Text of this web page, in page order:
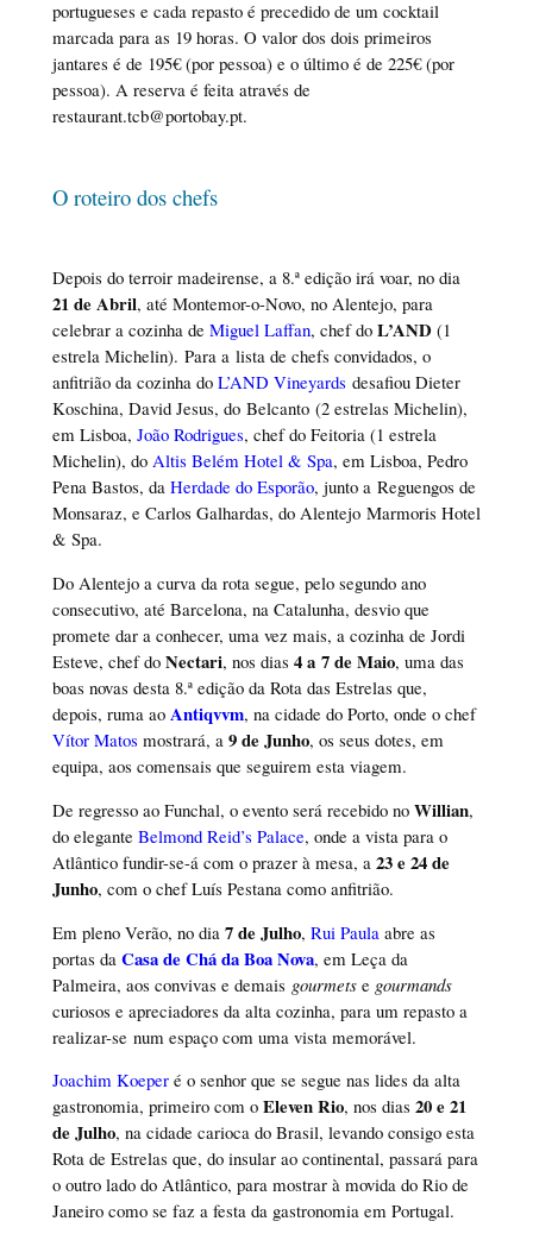
portugueses e cada repasto é precedido de um cocktail
marcada para as 19 horas. O valor dos dois primeiros
jantares é de 195€ (por pessoa) e o último é de 225€ (por
pessoa). A reserva é feita através de
restaurant.tcb@portobay.pt.
O roteiro dos chefs
Depois do terroir madeirense, a 8.ª edição irá voar, no dia
21 de Abril, até Montemor-o-Novo, no Alentejo, para
celebrar a cozinha de Miguel Laffan, chef do L’AND(1
estrela Michelin). Para a lista de chefs convidados, o
anfitrião da cozinha do L’AND Vineyards desafiou Dieter
Koschina, David Jesus, do Belcanto (2 estrelas Michelin),
em Lisboa, João Rodrigues, chef do Feitoria (1 estrela
Michelin), do Altis Belém Hotel & Spa, em Lisboa, Pedro
Pena Bastos, da Herdade do Esporão, junto a Reguengos de
Monsaraz, e Carlos Galhardas, do Alentejo Marmoris Hotel
& Spa.
Do Alentejo a curva da rota segue, pelo segundo ano
consecutivo, até Barcelona, na Catalunha, desvio que
promete dar a conhecer, uma vez mais, a cozinha de Jordi
Esteve, chef do Nectari, nos dias 4 a 7 de Maio, uma das
boas novas desta 8.ª edição da Rota das Estrelas que,
depois, ruma ao Antiqvvm, na cidade do Porto, onde o chef
Vítor Matos mostrará, a 9 de Junho, os seus dotes, em
equipa, aos comensais que seguirem esta viagem.
De regresso ao Funchal, o evento será recebido no Willian,
do elegante Belmond Reid’s Palace, onde a vista para o
Atlântico fundir-se-á com o prazer à mesa, a 23 e 24 de
Junho, com o chef Luís Pestana como anfitrião.
Em pleno Verão, no dia 7 de Julho, Rui Paula abre as
portas da Casa de Chá da Boa Nova, em Leça da
Palmeira, aos convivas e demais gourmetse gourmands
curiosos e apreciadores da alta cozinha, para um repasto a
realizar-se num espaço com uma vista memorável.
Joachim Koeperé o senhor que se segue nas lides da alta
gastronomia, primeiro com o Eleven Rio, nos dias 20 e 21
de Julho, na cidade carioca do Brasil, levando consigo esta
Rota de Estrelas que, do insular ao continental, passará para
o outro lado do Atlântico, para mostrar à movida do Rio de
Janeiro como se faz a festa da gastronomia em Portugal.